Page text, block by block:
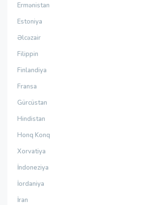
Ermənistan
Estoniya
Əlcəzair
Filippin
Finlandiya
Fransa
Gürcüstan
Hindistan
Honq Konq
Xorvatiya
İndoneziya
İordaniya
İran